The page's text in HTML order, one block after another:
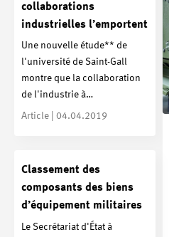
collaborations
industrielles l’emportent
Une nouvelle étude** de
l'université de Saint-Gall
montre que la collaboration
de l'industrie à…
Article | 04.04.2019
Classement des
composants des biens
d’équipement militaires
Le Secrétariat d'État à